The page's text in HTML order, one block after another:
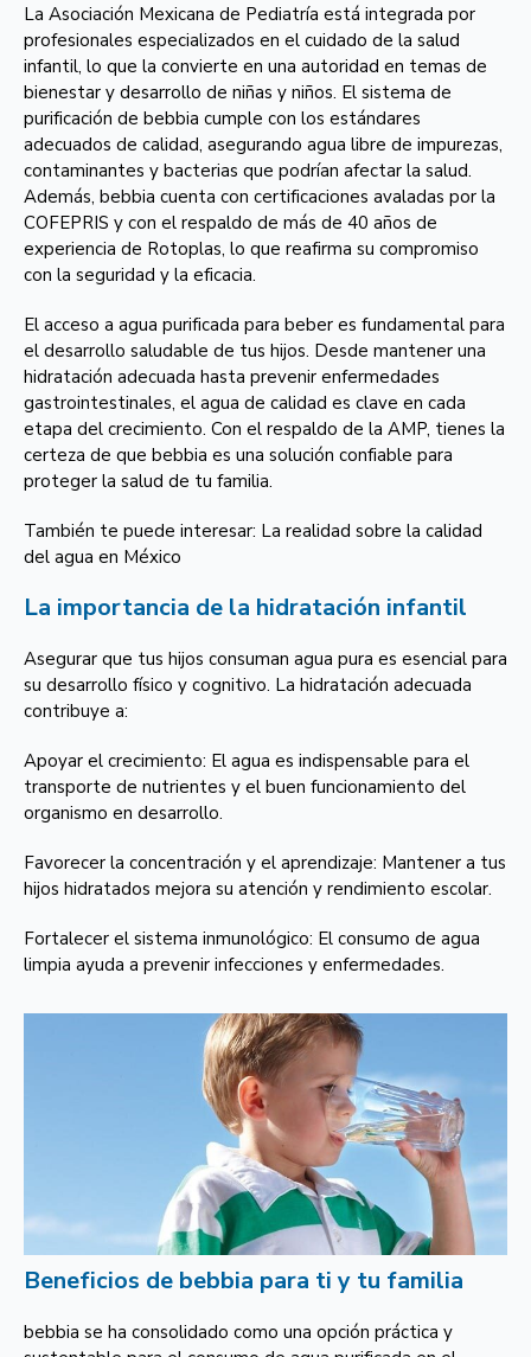
La Asociación Mexicana de Pediatría está integrada por
profesionales especializados en el cuidado de la salud
infantil, lo que la convierte en una autoridad en temas de
bienestar y desarrollo de niñas y niños. El sistema de
purificación de bebbia cumple con los estándares
adecuados de calidad, asegurando agua libre de impurezas,
contaminantes y bacterias que podrían afectar la salud.
Además, bebbia cuenta con certificaciones avaladas por la
COFEPRIS y con el respaldo de más de 40 años de
experiencia de Rotoplas, lo que reafirma su compromiso
con la seguridad y la eficacia.
El acceso a agua purificada para beber es fundamental para
el desarrollo saludable de tus hijos. Desde mantener una
hidratación adecuada hasta prevenir enfermedades
gastrointestinales, el agua de calidad es clave en cada
etapa del crecimiento. Con el respaldo de la AMP, tienes la
certeza de que bebbia es una solución confiable para
proteger la salud de tu familia.
También te puede interesar: La realidad sobre la calidad
del agua en México
La importancia de la hidratación infantil
Asegurar que tus hijos consuman agua pura es esencial para
su desarrollo físico y cognitivo. La hidratación adecuada
contribuye a:
Apoyar el crecimiento: El agua es indispensable para el
transporte de nutrientes y el buen funcionamiento del
organismo en desarrollo.
Favorecer la concentración y el aprendizaje: Mantener a tus
hijos hidratados mejora su atención y rendimiento escolar.
Fortalecer el sistema inmunológico: El consumo de agua
limpia ayuda a prevenir infecciones y enfermedades.
Beneficios de bebbia para ti y tu familia
bebbia se ha consolidado como una opción práctica y